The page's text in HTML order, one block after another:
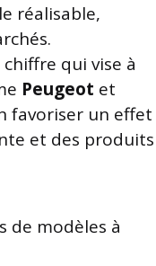
réalisable,
qui vise à
Peugeot et
favoriser un effet
et des produits
de modèles à